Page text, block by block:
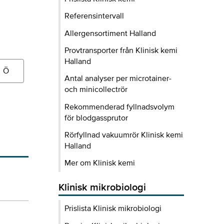
Ö
Referensintervall
Allergensortiment Halland
Provtransporter från Klinisk kemi
Halland
Antal analyser per microtainer-
och minicollectrör
Rekommenderad fyllnadsvolym
för blodgassprutor
Rörfyllnad vakuumrör Klinisk kemi
Halland
Mer om Klinisk kemi
Klinisk mikrobiologi
Prislista Klinisk mikrobiologi